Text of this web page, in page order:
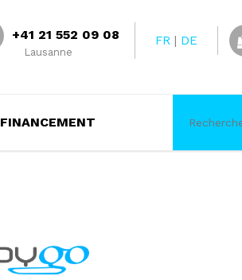
+41 21 552 09 08
Lausanne
FR DE
FINANCEMENT